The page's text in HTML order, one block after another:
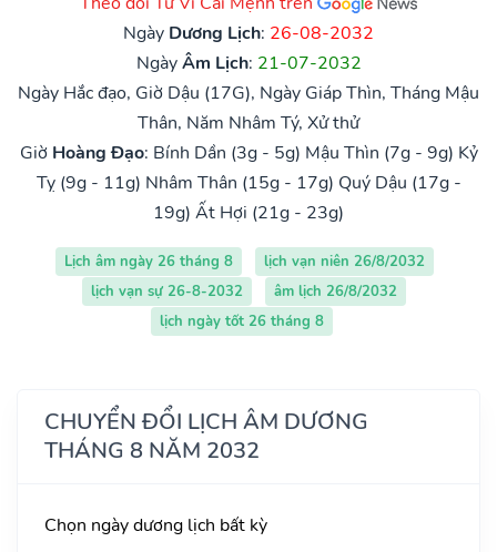
Ngày Dương Lịch: 26-08-2032
NgàyÂm Lịch: 21-07-2032
Ngày Hắc đạo, Giờ Dậu (17G), Ngày Giáp Thìn, Tháng Mậu
Thân, Năm Nhâm Tý, Xử thử
Giờ Hoàng Đạo: Bính Dần (3g - 5g) Mậu Thìn (7g - 9g) Kỷ
Tỵ (9g - 11g) Nhâm Thân (15g - 17g) Quý Dậu (17g -
19g) Ất Hợi (21g - 23g)
Lịch âm ngày 26 tháng 8
lịch vạn niên 26/8/2032
lịch vạn sự 26-8-2032
âm lịch 26/8/2032
lịch ngày tốt 26 tháng 8
CHUYỂN ĐỔI LỊCH ÂM DƯƠNG
THÁNG 8 NĂM 2032
Chọn ngày dương lịch bất kỳ